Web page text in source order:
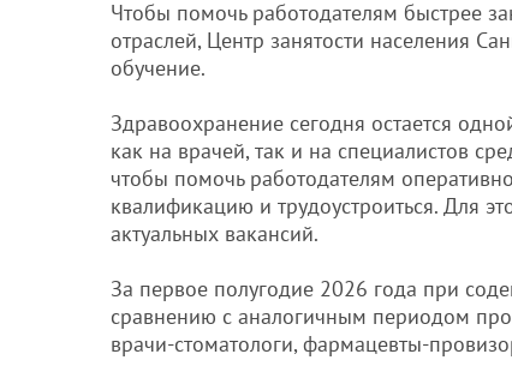
Чтобы помочь работодателям быстрее
отраслей, Центр занятости населения
обучение.
Здравоохранение сегодня остается
как на врачей, так и на специалистов
чтобы помочь работодателям
квалификацию и трудоустроиться. Для
актуальных вакансий.
За первое полугодие 2026 года при
сравнению с аналогичным периодом
врачи-стоматологи, фармацевты-